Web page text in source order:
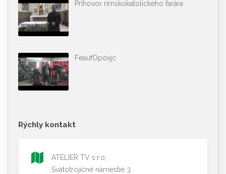
Príhovor rímskokatolíckeho farára
FeaufOpoxjc
Rýchly kontakt
ATELIER TV s.r.o,
Svätotrojičné námestie 3